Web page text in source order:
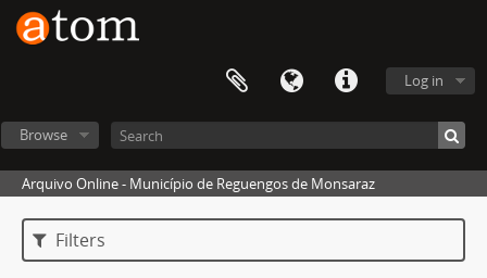
Log in
Browse
Arquivo Online - Município de Reguengos de Monsaraz
Filters